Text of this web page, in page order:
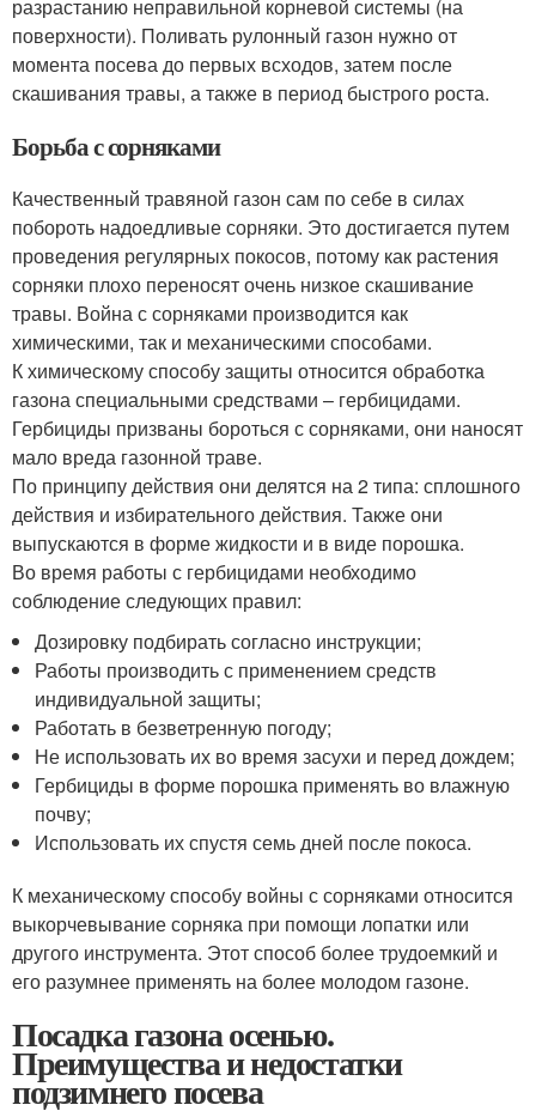
разрастанию неправильной корневой системы (на
поверхности). Поливать рулонный газон нужно от
момента посева до первых всходов, затем после
скашивания травы, а также в период быстрого роста.
Борьба с сорняками
Качественный травяной газон сам по себе в силах
побороть надоедливые сорняки. Это достигается путем
проведения регулярных покосов, потому как растения
сорняки плохо переносят очень низкое скашивание
травы. Война с сорняками производится как
химическими, так и механическими способами.
К химическому способу защиты относится обработка
газона специальными средствами – гербицидами.
Гербициды призваны бороться с сорняками, они наносят
мало вреда газонной траве.
По принципу действия они делятся на 2 типа: сплошного
действия и избирательного действия. Также они
выпускаются в форме жидкости и в виде порошка.
Во время работы с гербицидами необходимо
соблюдение следующих правил:
Дозировку подбирать согласно инструкции;
Работы производить с применением средств
индивидуальной защиты;
Работать в безветренную погоду;
Не использовать их во время засухи и перед дождем;
Гербициды в форме порошка применять во влажную
почву;
Использовать их спустя семь дней после покоса.
К механическому способу войны с сорняками относится
выкорчевывание сорняка при помощи лопатки или
другого инструмента. Этот способ более трудоемкий и
его разумнее применять на более молодом газоне.
Посадка газона осенью.
Преимущества и недостатки
подзимнего посева